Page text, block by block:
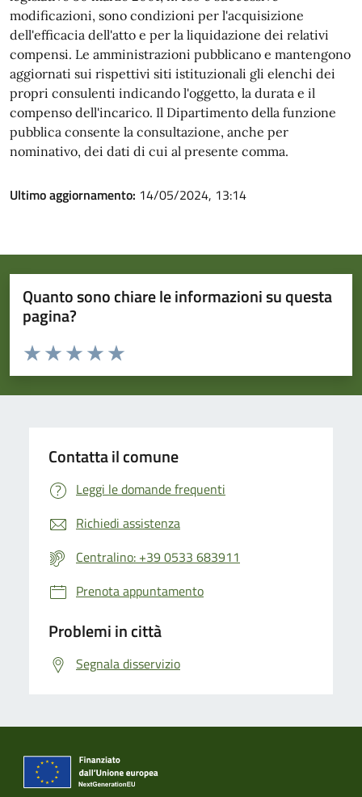
modificazioni, sono condizioni per l'acquisizione
dell'efficacia dell'atto e per la liquidazione dei relativi
compensi. Le amministrazioni pubblicano e mantengono
aggiornati sui rispettivi siti istituzionali gli elenchi dei
propri consulenti indicando l'oggetto, la durata e il
compenso dell'incarico. Il Dipartimento della funzione
pubblica consente la consultazione, anche per
nominativo, dei dati di cui al presente comma.
Ultimo aggiornamento: 14/05/2024, 13:14
Quanto sono chiare le informazioni su questa
pagina?
Valuta da 1 a 5 stelle la pagina
Valuta 5 stelle su 5
Valuta 4 stelle su 5
Valuta 3 stelle su 5
Valuta 2 stelle su 5
Valuta 1 stelle su 5
Contatta il comune
Leggi le domande frequenti
Richiedi assistenza
Centralino: +39 0533 683911
Prenota appuntamento
Problemi in città
Segnala disservizio